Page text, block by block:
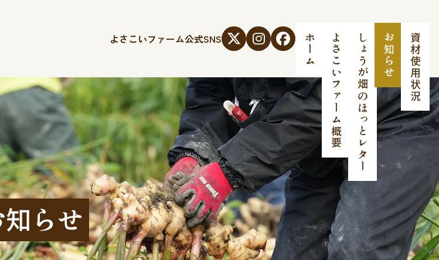
よさこいファーム公式SNS ホーム よさこいファーム概要しょうが畑のほっとレター お知らせ 資材使用状況
らせ